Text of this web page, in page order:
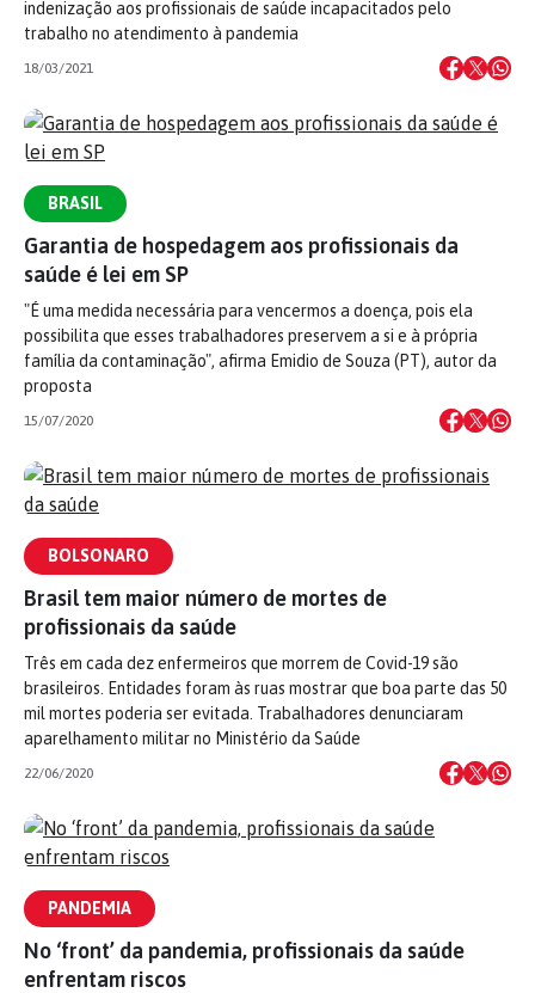
indenização aos profissionais de saúde incapacitados pelo
trabalho no atendimento à pandemia
18/03/2021
BRASIL
Garantia de hospedagem aos profissionais da
saúde é lei em SP
"É uma medida necessária para vencermos a doença, pois ela
possibilita que esses trabalhadores preservem a si e à própria
família da contaminação", afirma Emidio de Souza (PT), autor da
proposta
15/07/2020
BOLSONARO
Brasil tem maior número de mortes de
profissionais da saúde
Três em cada dez enfermeiros que morrem de Covid-19 são
brasileiros. Entidades foram às ruas mostrar que boa parte das 50
mil mortes poderia ser evitada. Trabalhadores denunciaram
aparelhamento militar no Ministério da Saúde
22/06/2020
PANDEMIA
No ‘front’ da pandemia, profissionais da saúde
enfrentam riscos